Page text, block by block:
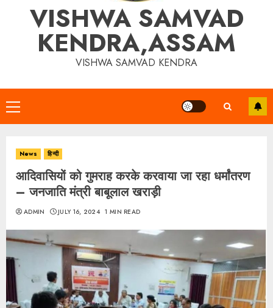
VISHWA SAMVAD
KENDRA,ASSAM
VISHWA SAMVAD KENDRA
Primary
Menu
News हिन्दी
आदिवासियों को गुमराह करके करवाया जा रहा धर्मांतरण
– जनजाति मंत्री बाबूलाल खराड़ी
ADMIN JULY 16, 2024 1 MIN READ